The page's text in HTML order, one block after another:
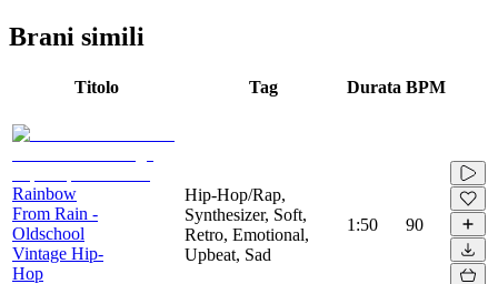
Brani simili
Titolo Tag Durata BPM
Rainbow
From Rain -
Oldschool
Vintage Hip-
Hop
Hip-Hop/Rap,
Synthesizer, Soft,
Retro, Emotional,
Upbeat, Sad
1:50 90